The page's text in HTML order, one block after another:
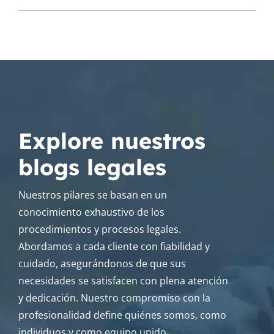
Explore nuestros
blogs legales
Nuestros pilares se basan en un
conocimiento exhaustivo de los
procedimientos y procesos legales.
Abordamos a cada cliente con fiabilidad y
cuidado, asegurándonos de que sus
necesidades se satisfacen con plena atención
y dedicación. Nuestro compromiso con la
profesionalidad define quiénes somos, como